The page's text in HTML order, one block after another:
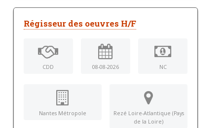
Régisseur des oeuvres H/F
CDD 08-08-2026 NC
Nantes Métropole
Rezé Loire-Atlantique (Pays
de la Loire)